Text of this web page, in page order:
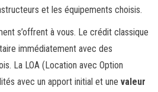
et les équipements choisis.
s’offrent à vous. Le crédit classique
immédiatement avec des
La LOA (Location avec Option
avec un apport initial et une valeur